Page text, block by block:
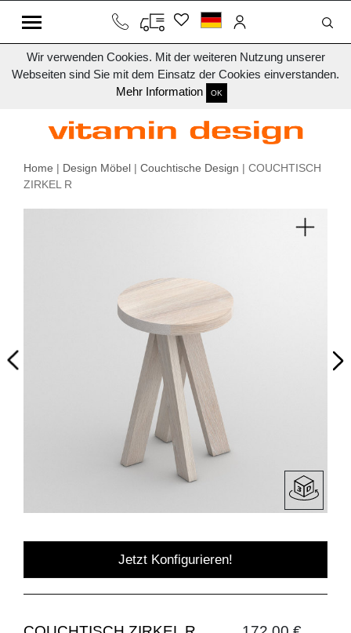
Wir verwenden Cookies. Mit der weiteren Nutzung unserer
Webseiten sind Sie mit dem Einsatz der Cookies einverstanden.
Mehr Information
OK
Home | Design Möbel | Couchtische Design | COUCHTISCH
ZIRKEL R
Jetzt Konfigurieren!